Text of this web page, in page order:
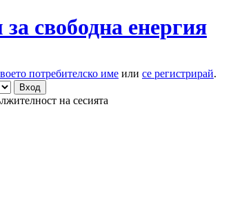
свободна енергия
потребителско име или се регистрирай.
на сесията